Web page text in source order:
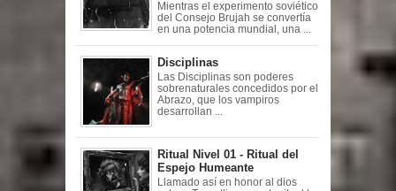
Mientras el experimento soviético
del Consejo Brujah se convertía
en una potencia mundial, una ...
Disciplinas
Las Disciplinas son poderes
sobrenaturales concedidos por el
Abrazo, que los vampiros
desarrollan ...
Ritual Nivel 01 - Ritual del
Espejo Humeante
Llamado así en honor al dios